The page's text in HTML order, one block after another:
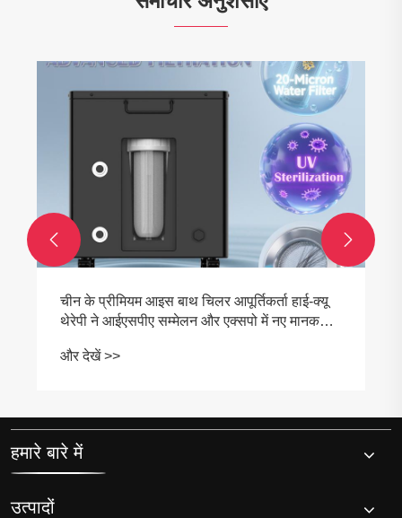
चीन के प्रीमियम आइस बाथ चिलर आपूर्तिकर्ता हाई-क्यू
थेरेपी ने आईएसपीए सम्मेलन और एक्सपो में नए मानक
और देखें >>
 
हमारे बारे में
उत्पादों